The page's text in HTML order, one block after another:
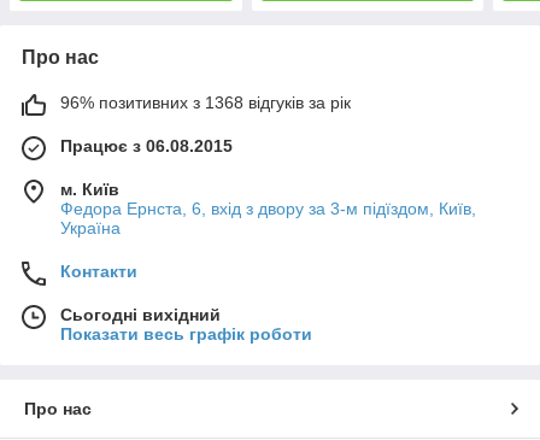
Про нас
96% позитивних з 1368 відгуків за рік
Працює з 06.08.2015
м. Київ
Федора Ернста, 6, вхід з двору за 3-м підїздом, Київ,
Україна
Контакти
Сьогодні вихідний
Показати весь графік роботи
Про нас